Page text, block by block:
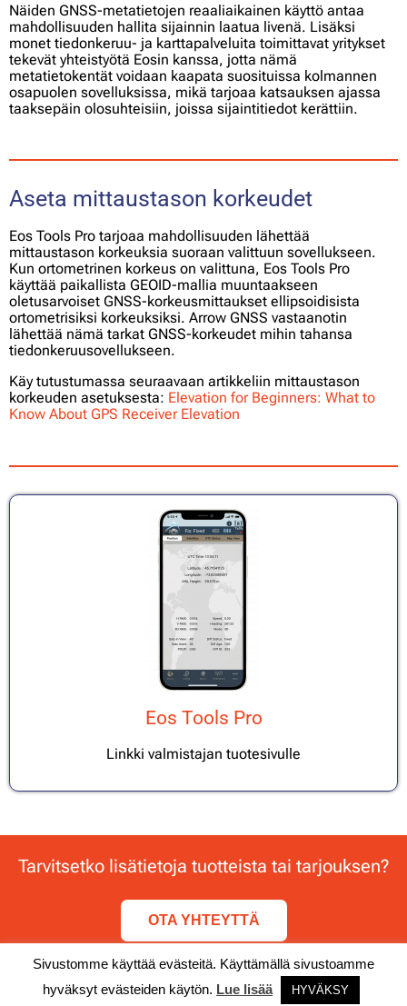
Näiden GNSS-metatietojen reaaliaikainen käyttö antaa
mahdollisuuden hallita sijainnin laatua livenä. Lisäksi
monet tiedonkeruu- ja karttapalveluita toimittavat yritykset
tekevät yhteistyötä Eosin kanssa, jotta nämä
metatietokentät voidaan kaapata suosituissa kolmannen
osapuolen sovelluksissa, mikä tarjoaa katsauksen ajassa
taaksepäin olosuhteisiin, joissa sijaintitiedot kerättiin.
Aseta mittaustason korkeudet
Eos Tools Pro tarjoaa mahdollisuuden lähettää
mittaustason korkeuksia suoraan valittuun sovellukseen.
Kun ortometrinen korkeus on valittuna, Eos Tools Pro
käyttää paikallista GEOID-mallia muuntaakseen
oletusarvoiset GNSS-korkeusmittaukset ellipsoidisista
ortometrisiksi korkeuksiksi. Arrow GNSS vastaanotin
lähettää nämä tarkat GNSS-korkeudet mihin tahansa
tiedonkeruusovellukseen.
Käy tutustumassa seuraavaan artikkeliin mittaustason
korkeuden asetuksesta: Elevation for Beginners: What to
Know About GPS Receiver Elevation
Eos Tools Pro
Linkki valmistajan tuotesivulle
Tarvitsetko lisätietoja tuotteista tai tarjouksen?
OTA YHTEYTTÄ
© Timeless Technology / Timeless Group Oy
Sivustomme käyttää evästeitä. Käyttämällä sivustoamme
hyväksyt evästeiden käytön. Lue lisää HYVÄKSY